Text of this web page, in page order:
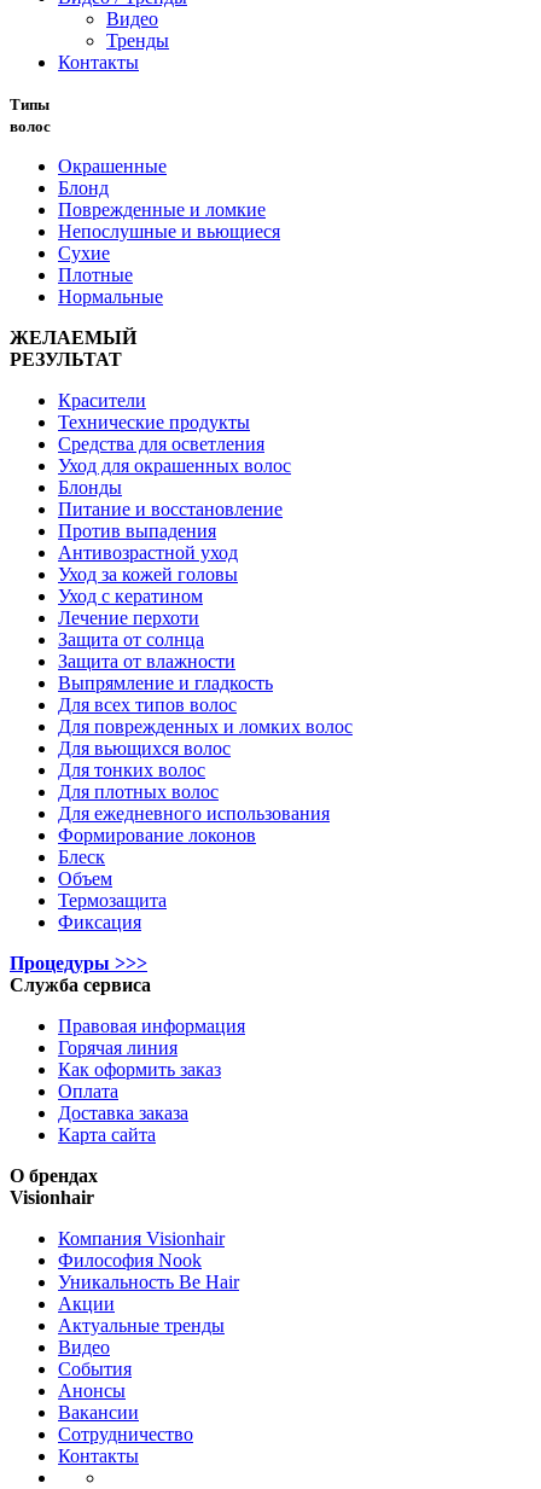
Видео
Тренды
Контакты
Типы
волос
Окрашенные
Блонд
Поврежденные и ломкие
Непослушные и вьющиеся
Сухие
Плотные
Нормальные
ЖЕЛАЕМЫЙ
РЕЗУЛЬТАТ
Красители
Технические продукты
Средства для осветления
Уход для окрашенных волос
Блонды
Питание и восстановление
Против выпадения
Антивозрастной уход
Уход за кожей головы
Уход с кератином
Лечение перхоти
Защита от солнца
Защита от влажности
Выпрямление и гладкость
Для всех типов волос
Для поврежденных и ломких волос
Для вьющихся волос
Для тонких волос
Для плотных волос
Для ежедневного использования
Формирование локонов
Блеск
Объем
Термозащита
Фиксация
Процедуры >>>
Служба сервиса
Правовая информация
Горячая линия
Как оформить заказ
Оплата
Доставка заказа
Карта сайта
О брендах
Visionhair
Компания Visionhair
Философия Nook
Уникальность Be Hair
Акции
Актуальные тренды
Видео
События
Анонсы
Вакансии
Сотрудничество
Контакты